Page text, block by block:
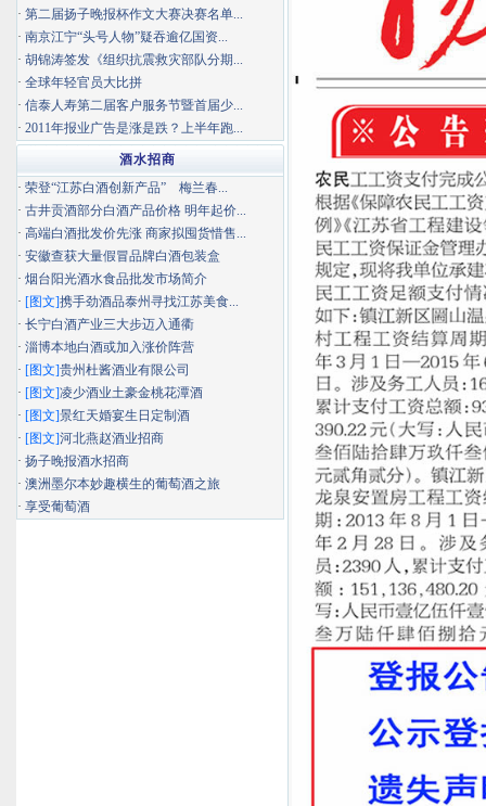
· 第二届扬子晚报杯作文大赛决赛名单...
· 南京江宁“头号人物”疑吞逾亿国资...
· 胡锦涛签发《组织抗震救灾部队分期...
· 全球年轻官员大比拼
· 信泰人寿第二届客户服务节暨首届少...
· 2011年报业广告是涨是跌？上半年跑...
酒水招商
· 荣登“江苏白酒创新产品” 梅兰春...
· 古井贡酒部分白酒产品价格 明年起价...
· 高端白酒批发价先涨 商家拟囤货惜售...
· 安徽查获大量假冒品牌白酒包装盒
· 烟台阳光酒水食品批发市场简介
· [图文]携手劲酒品泰州寻找江苏美食...
· 长宁白酒产业三大步迈入通衢
· 淄博本地白酒或加入涨价阵营
· [图文]贵州杜酱酒业有限公司
· [图文]凌少酒业土豪金桃花潭酒
· [图文]景红天婚宴生日定制酒
· [图文]河北燕赵酒业招商
· 扬子晚报酒水招商
· 澳洲墨尔本妙趣横生的葡萄酒之旅
· 享受葡萄酒